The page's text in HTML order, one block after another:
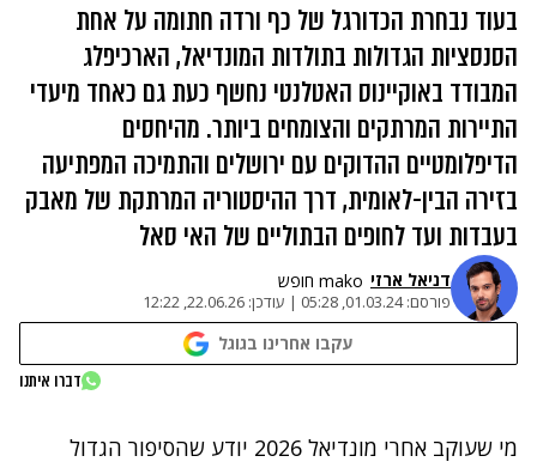
בעוד נבחרת הכדורגל של כף ורדה חתומה על אחת
הסנסציות הגדולות בתולדות המונדיאל, הארכיפלג
המבודד באוקיינוס האטלנטי נחשף כעת גם כאחד מיעדי
התיירות המרתקים והצומחים ביותר. מהיחסים
הדיפלומטיים ההדוקים עם ירושלים והתמיכה המפתיעה
בזירה הבין-לאומית, דרך ההיסטוריה המרתקת של מאבק
בעבדות ועד לחופים הבתוליים של האי סאל
דניאל ארזי mako חופש
פורסם:01.03.24, 05:28
| עודכן: 22.06.26, 12:22
עקבו אחרינו בגוגל
דברו איתנו
מי שעוקב אחרי מונדיאל 2026 יודע שהסיפור הגדול